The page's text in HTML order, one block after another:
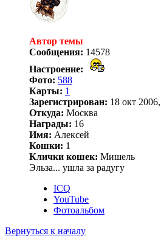
Автор темы
Сообщения: 14578
Настроение:
Фото: 588
Карты: 1
Зарегистрирован: 18 окт
Откуда: Москва
Награды: 16
Имя: Алексей
Кошки: 1
Клички кошек: Мишель
Эльза... ушла за радугу
ICQ
YouTube
Фотоальбом
Вернуться к началу